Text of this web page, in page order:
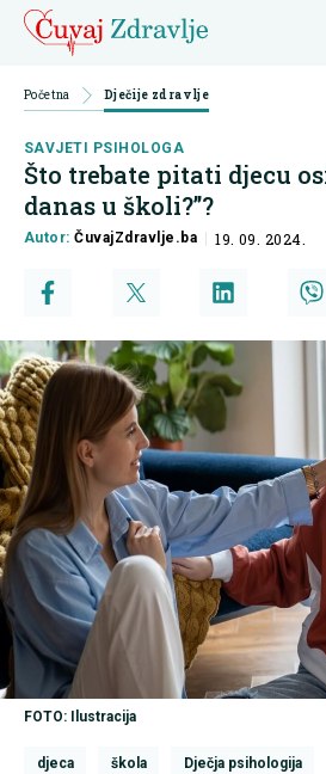
Početna Dječije zdravlje
SAVJETI PSIHOLOGA
Što trebate pitati djecu
danas u školi?”?
Autor:ČuvajZdravlje.ba 19. 09. 2024.
FOTO: Ilustracija
djeca škola Dječja psihologija